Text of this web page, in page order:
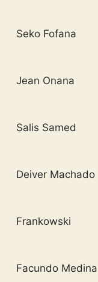
Seko Fofana
Jean Onana
Salis Samed
Deiver Machado
Frankowski
Facundo Medina